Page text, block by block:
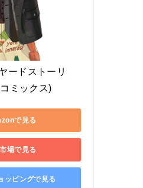
ードストーリ
ミックス)
で見る
場で見る
ッピングで見る